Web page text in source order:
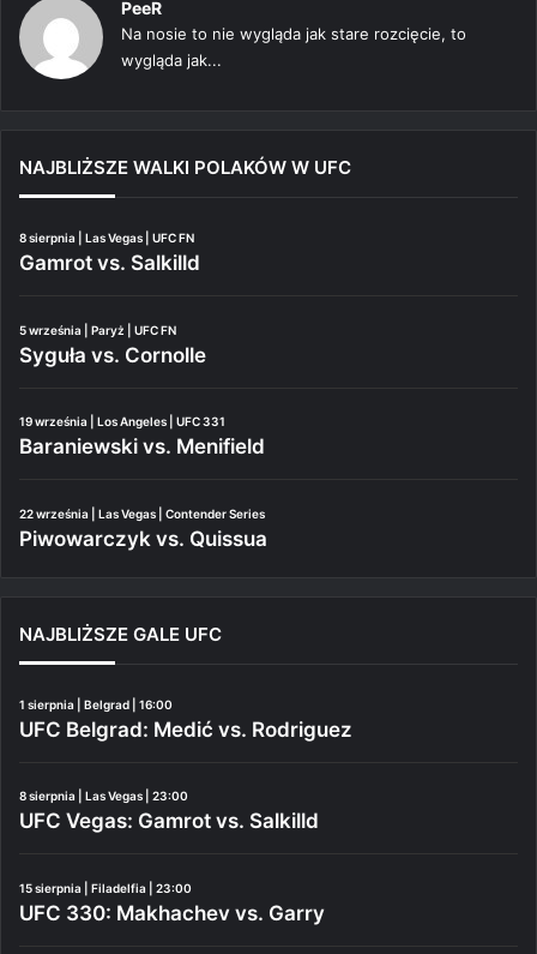
PeeR
Na nosie to nie wygląda jak stare rozcięcie, to
wygląda jak...
NAJBLIŻSZE WALKI POLAKÓW W UFC
8 sierpnia | Las Vegas | UFC FN
Gamrot vs. Salkilld
5 września | Paryż | UFC FN
Syguła vs. Cornolle
19 września | Los Angeles | UFC 331
Baraniewski vs. Menifield
22 września | Las Vegas | Contender Series
Piwowarczyk vs. Quissua
NAJBLIŻSZE GALE UFC
1 sierpnia | Belgrad | 16:00
UFC Belgrad: Medić vs. Rodriguez
8 sierpnia | Las Vegas | 23:00
UFC Vegas: Gamrot vs. Salkilld
15 sierpnia | Filadelfia | 23:00
UFC 330: Makhachev vs. Garry